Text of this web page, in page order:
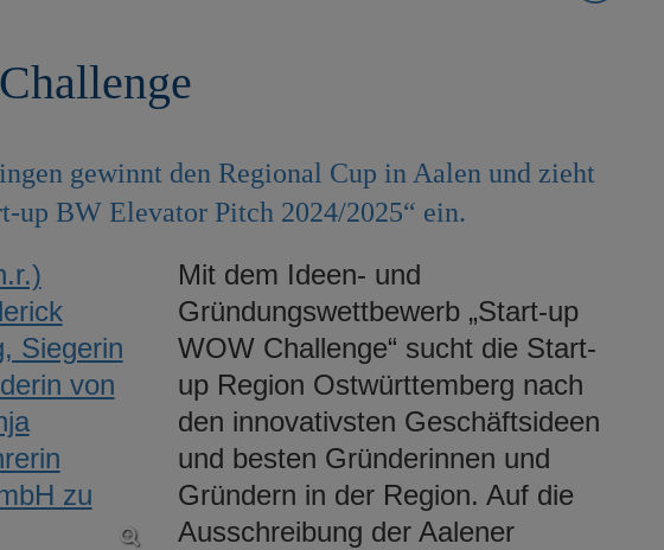
gewinnt den Regional Cup in Aalen und zieht
up BW Elevator Pitch 2024/2025“ ein.
Mit dem Ideen- und
Gründungswettbewerb „Start-up
WOW Challenge“ sucht die Start-
up Region Ostwürttemberg nach
den innovativsten Geschäftsideen
und besten Gründerinnen und
Gründern in der Region. Auf die
Ausschreibung der Aalener